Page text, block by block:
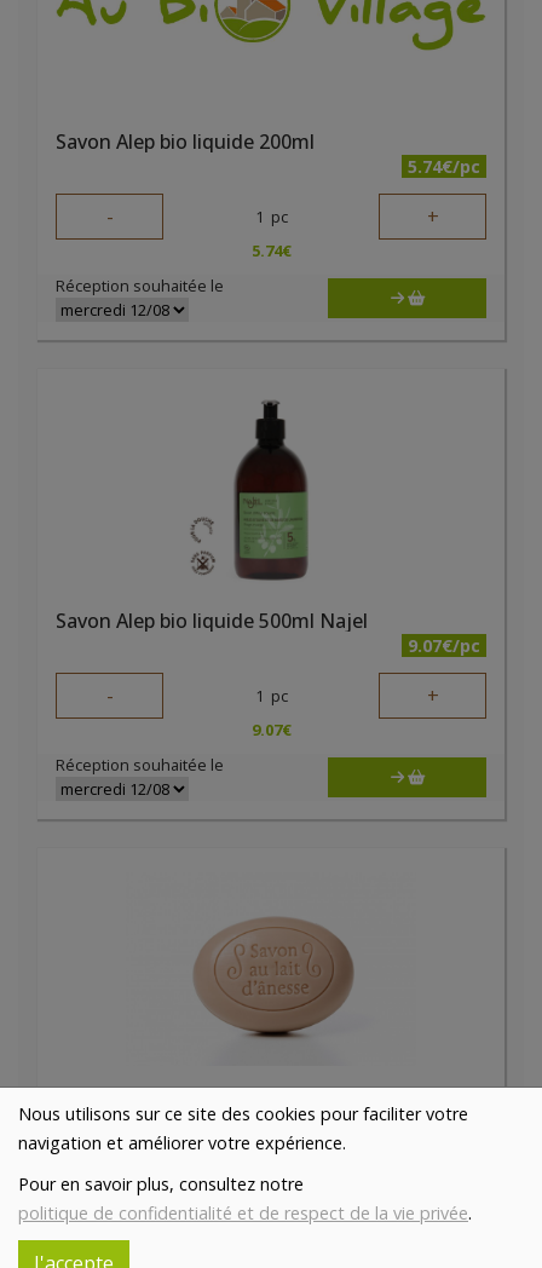
Nous utilisons sur ce site des cookies pour faciliter votre
navigation et améliorer votre expérience.
Pour en savoir plus, consultez notre
politique de confidentialité et de respect de la vie privée.
Savon Alep bio liquide 200ml
5.74€/pc
- 1 pc +
5.74€
Réception souhaitée le
Savon Alep bio liquide 500ml Najel
9.07€/pc
- 1 pc +
9.07€
Réception souhaitée le
ASINERIE DU PAYS DES COLLINES SRL 10.9€/pc
- pc
10.9 €
Réception souhaitée le